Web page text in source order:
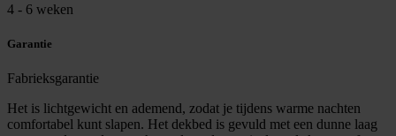
4 - 6 weken
Garantie
Fabrieksgarantie
Het is lichtgewicht en ademend, zodat je tijdens warme nachten
comfortabel kunt slapen. Het dekbed is gevuld met een dunne laag